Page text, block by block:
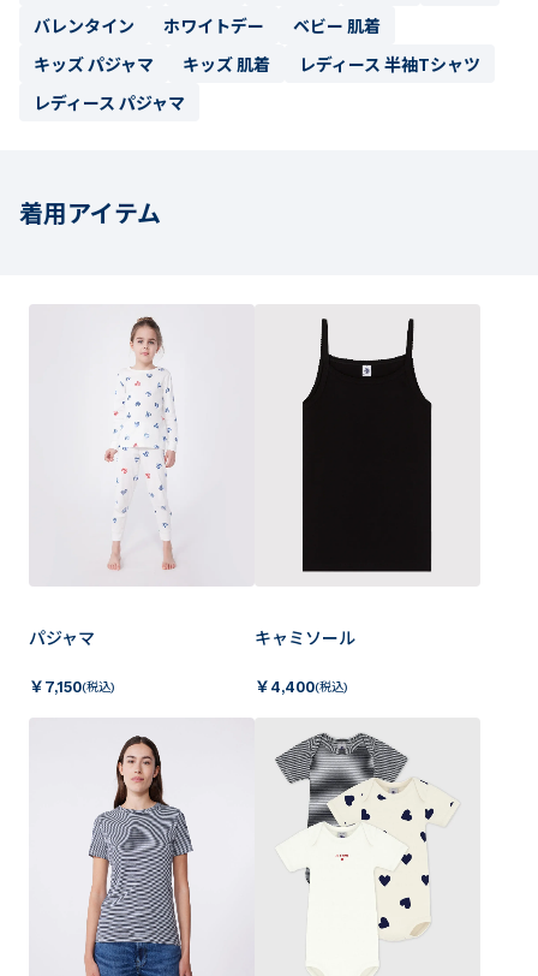
バレンタイン
ホワイトデー
ベビー 肌着
キッズ パジャマ
キッズ 肌着
レディース 半袖Tシャツ
レディース パジャマ
着用アイテム
パジャマ
￥ 7,150(税込)
キャミソール
￥ 4,400(税込)